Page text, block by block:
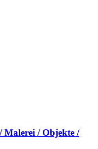
/ Objekte /